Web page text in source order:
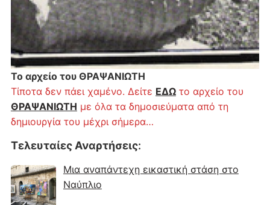
Το αρχείο του ΘΡΑΨΑΝΙΩΤΗ
Τίποτα δεν πάει χαμένο. Δείτε ΕΔΩτο αρχείο του
ΘΡΑΨΑΝΙΩΤΗ με όλα τα δημοσιεύματα από τη
δημιουργία του μέχρι σήμερα…
Τελευταίες Αναρτήσεις:
Μια αναπάντεχη εικαστική στάση στο
Ναύπλιο